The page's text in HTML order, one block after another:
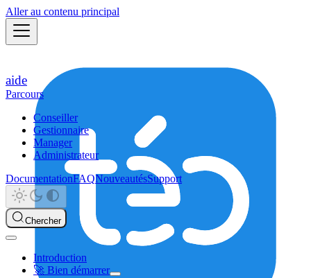
Aller au contenu principal
aide
Parcours
Conseiller
Gestionnaire
Manager
Administrateur
DocumentationFAQNouveautésSupport
Chercher
Introduction
🚀 Bien démarrer